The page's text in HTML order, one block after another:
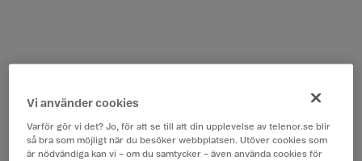
Vi använder cookies
Varför gör vi det? Jo, för att se till att din upplevelse av telenor.se blir
så bra som möjligt när du besöker webbplatsen. Utöver cookies som
är nödvändiga kan vi – om du samtycker – även använda cookies för